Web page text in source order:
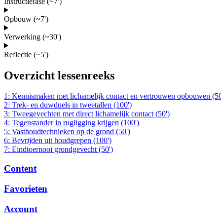
Opbouw (~7')
Verwerking (~30')
Reflectie (~5')
Overzicht lessenreeks
1: Kennismaken met lichamelijk contact en vertrouwen opbouwen
2: Trek- en duwduels in tweetallen (100')
3: Tweegevechten met direct lichamelijk contact (50')
4: Tegenstander in rugligging krijgen (100')
5: Vasthoudtechnieken op de grond (50')
6: Bevrijden uit houdgrepen (100')
7: Eindtoernooi grondgevecht (50')
Content
Favorieten
Account